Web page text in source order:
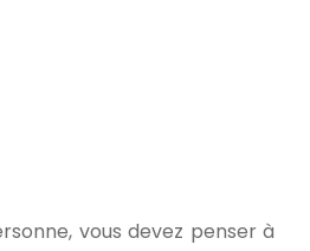
vous devez penser à